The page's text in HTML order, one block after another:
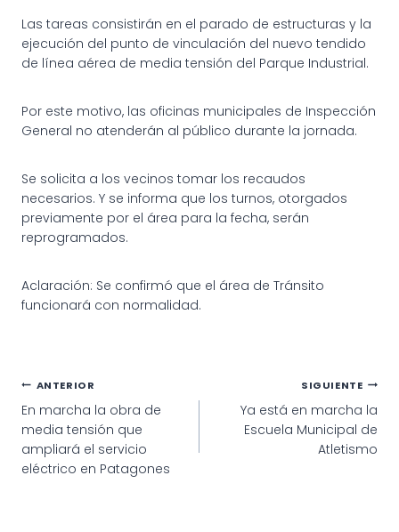
Las tareas consistirán en el parado de estructuras y la
ejecución del punto de vinculación del nuevo tendido
de línea aérea de media tensión del Parque Industrial.
Por este motivo, las oficinas municipales de Inspección
General no atenderán al público durante la jornada.
Se solicita a los vecinos tomar los recaudos
necesarios. Y se informa que los turnos, otorgados
previamente por el área para la fecha, serán
reprogramados.
Aclaración: Se confirmó que el área de Tránsito
funcionará con normalidad.
Navegación
de
entradas
ANTERIOR
En marcha la obra de
media tensión que
ampliará el servicio
eléctrico en Patagones
SIGUIENTE
Ya está en marcha la
Escuela Municipal de
Atletismo